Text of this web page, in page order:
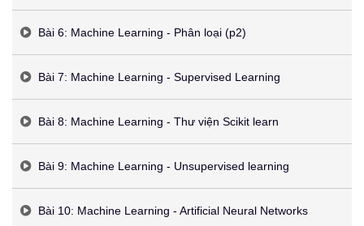
Bài 6: Machine Learning - Phân loại (p2)
Bài 7: Machine Learning - Supervised Learning
Bài 8: Machine Learning - Thư viện Scikit learn
Bài 9: Machine Learning - Unsupervised learning
Bài 10: Machine Learning - Artificial Neural Networks